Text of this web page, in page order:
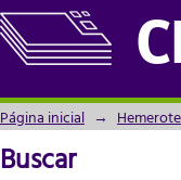
Buscar
Página inicial →
Buscar